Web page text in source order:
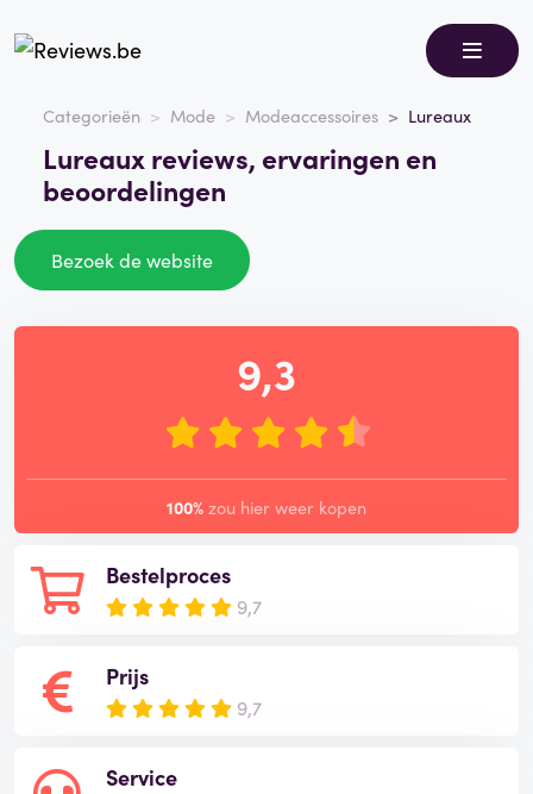
Categorieën Mode Modeaccessoires Lureaux
Lureaux reviews, ervaringen en
beoordelingen
Bezoek de website
Bestelproces
9,7
Prijs
9,7
Service
9,3
100% zou hier weer kopen